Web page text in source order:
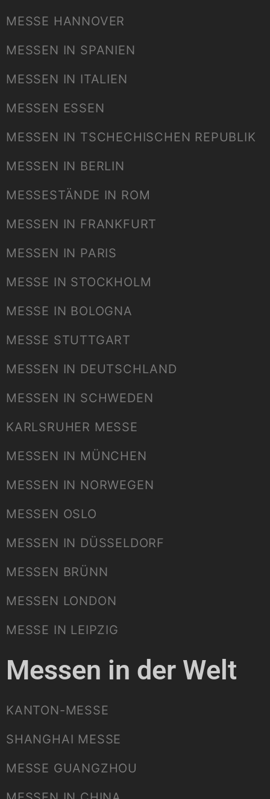
MESSE HANNOVER
MESSEN IN SPANIEN
MESSEN IN ITALIEN
MESSEN ESSEN
MESSEN IN TSCHECHISCHEN REPUBLIK
MESSEN IN BERLIN
MESSESTÄNDE IN ROM
MESSEN IN FRANKFURT
MESSEN IN PARIS
MESSE IN STOCKHOLM
MESSE IN BOLOGNA
MESSE STUTTGART
MESSEN IN DEUTSCHLAND
MESSEN IN SCHWEDEN
KARLSRUHER MESSE
MESSEN IN MÜNCHEN
MESSEN IN NORWEGEN
MESSEN OSLO
MESSEN IN DÜSSELDORF
MESSEN BRÜNN
MESSEN LONDON
MESSE IN LEIPZIG
Messen in der Welt
KANTON-MESSE
SHANGHAI MESSE
MESSE GUANGZHOU